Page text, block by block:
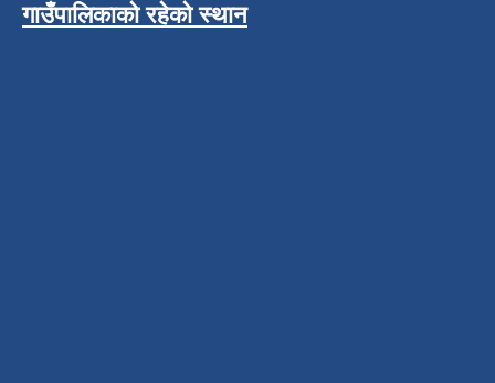
गाउँपालिकाको रहेको स्थान